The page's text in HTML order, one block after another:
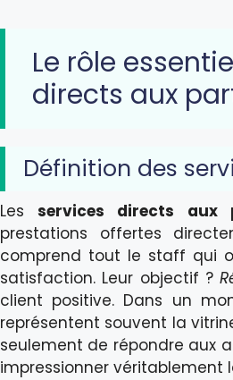
Le rôle
directs aux
Définition des
Lesservices directs aux
prestations offertes
comprend tout le staff qui
satisfaction. Leur objectif ?
client positive. Dans un
représentent souvent la
seulement de répondre aux
impressionner véritablement